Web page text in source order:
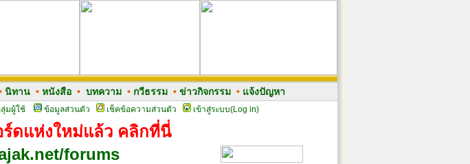
นิทาน• หนังสือ• บทความ• กวีธรรม• ข่าวกิจกรรม• แจ้งปัญหา
มผู้ใช้ ข้อมูลส่วนตัว เช็คข้อความส่วนตัว เข้าสู่ระบบ(Log in)
ร์ดแห่งใหม่แล้ว คลิกที่นี่
forums